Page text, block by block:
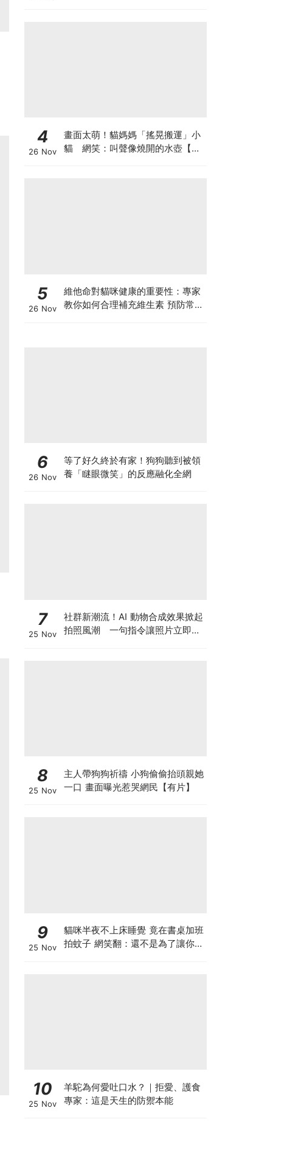
4
26 Nov
畫面太萌！貓媽媽「搖晃搬運」小
貓 網笑：叫聲像燒開的水壺【有
5
26 Nov
維他命對貓咪健康的重要性：專家
教你如何合理補充維生素 預防常見
6
26 Nov
等了好久終於有家！狗狗聽到被領
養「瞇眼微笑」的反應融化全網
7
25 Nov
社群新潮流！AI 動物合成效果掀起
拍照風潮 一句指令讓照片立即升
8
25 Nov
主人帶狗狗祈禱 小狗偷偷抬頭親她
一口 畫面曝光惹哭網民【有片】
9
25 Nov
貓咪半夜不上床睡覺 竟在書桌加班
拍蚊子 網笑翻：還不是為了讓你睡
10
25 Nov
羊駝為何愛吐口水？｜拒愛、護食
專家：這是天生的防禦本能